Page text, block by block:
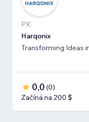
PK
Harqonix
Transforming Ideas
0,0 (0)
Začíná na 200 $